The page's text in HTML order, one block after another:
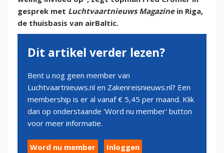
gesprek met Luchtvaartnieuws Magazinein Riga,
de thuisbasis van airBaltic.
Dit artikel verder lezen?
Bent u nog geen member van
Luchtvaartnieuws.nl en Zakenreisnieuws.nl? Een
membership is er al vanaf € 5,45 per maand. Klik
dan op onderstaande 'Word nu member' button
voor meer informatie.
Word nu member Inloggen